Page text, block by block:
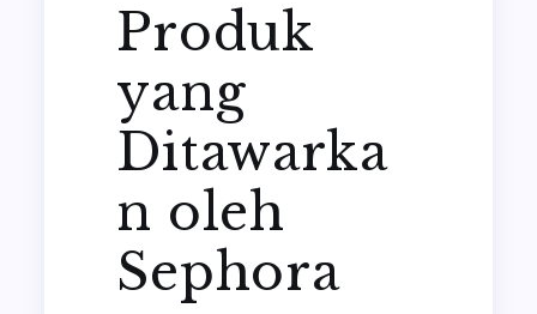
Produk
yang
Ditawarka
n oleh
Sephora